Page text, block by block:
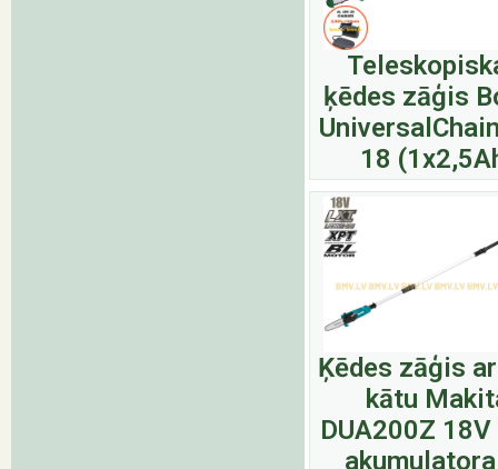
ķēdes zāģis
18
Ķēdes zāģis
kātu
DUA200Z 18V